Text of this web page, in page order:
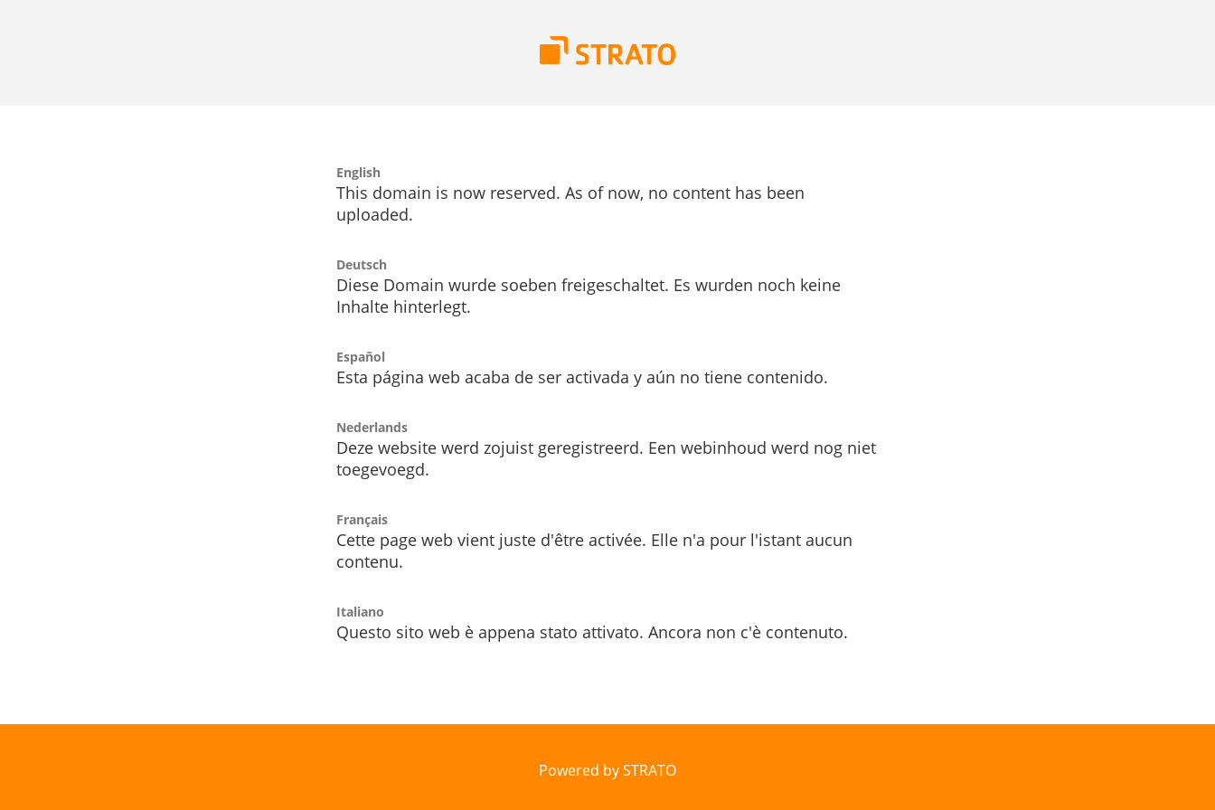
English
This domain is now reserved. As of now, no content has been
uploaded.
Deutsch
Diese Domain wurde soeben freigeschaltet. Es wurden noch keine
Inhalte hinterlegt.
Español
Esta página web acaba de ser activada y aún no tiene contenido.
Nederlands
Deze website werd zojuist geregistreerd. Een webinhoud werd nog niet
toegevoegd.
Français
Cette page web vient juste d'être activée. Elle n'a pour l'istant aucun
contenu.
Italiano
Questo sito web è appena stato attivato. Ancora non c'è contenuto.
Powered by STRATO